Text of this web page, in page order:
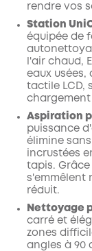
rendre vos
Station
équipée de
l'air chaud,
eaux
tactile LCD,
chargement
Aspiration
puissance
élimine
incrustées
tapis.
s'emmêlent
réduit.
Nettoyage
carré et
zones
angles à 90